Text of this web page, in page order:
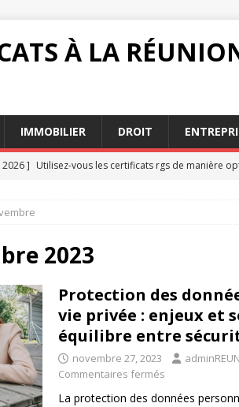
À LA
IMMOBILIER DROIT
] Utilisez-vous les certificats rgs de manière
ENTREPRISE
2026 ]
Certificats rgs : 7 erreurs à éviter pour un
JURIDIQUE
2026 ] Fournisseur d’électricité le moins cher :
2023
Protection des
vie privée : enjeux et
équilibre entre
novembre 27, 2023
Commentaires fermés
La protection des données